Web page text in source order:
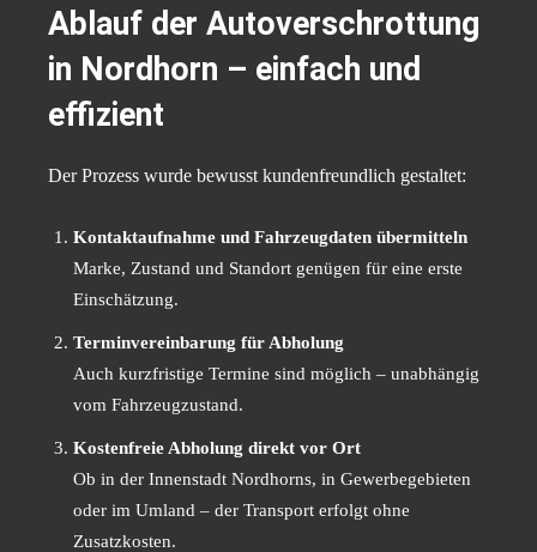
Ablauf der Autoverschrottung
in Nordhorn – einfach und
effizient
Der Prozess wurde bewusst kundenfreundlich gestaltet:
Kontaktaufnahme und Fahrzeugdaten übermitteln
Marke, Zustand und Standort genügen für eine erste
Einschätzung.
Terminvereinbarung für Abholung
Auch kurzfristige Termine sind möglich – unabhängig
vom Fahrzeugzustand.
Kostenfreie Abholung direkt vor Ort
Ob in der Innenstadt Nordhorns, in Gewerbegebieten
oder im Umland – der Transport erfolgt ohne
Zusatzkosten.